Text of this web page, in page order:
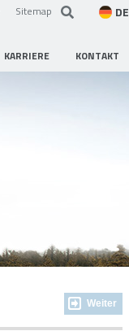
Sitemap DE
KARRIERE KONTAKT
Weiter